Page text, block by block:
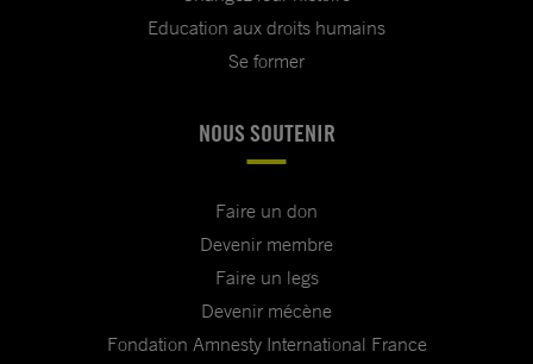
Education aux droits humains
Se former
NOUS SOUTENIR
Faire un don
Devenir membre
Faire un legs
Devenir mécène
Fondation Amnesty International France